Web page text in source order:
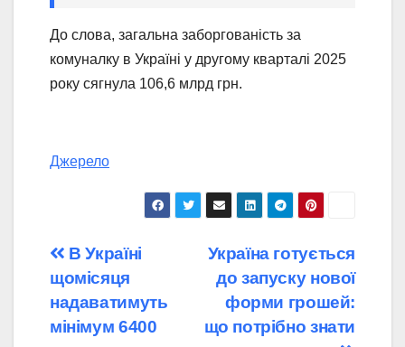
До слова, загальна заборгованість за
комуналку в Україні у другому кварталі 2025
року сягнула 106,6 млрд грн.
Джерело
Навігація
записів
Україна готується
до запуску нової
форми грошей:
що потрібно знати
В Україні
щомісяця
надаватимуть
мінімум 6400